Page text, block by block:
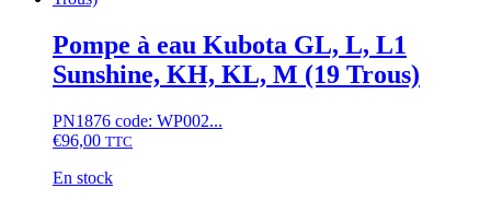
D1503,
D1803
culasse
Kubota
GL,
GT,
KL,
KT,
L,
L1,
T,
Moteur
Pompe à eau Kubota GL, L, L1
Sunshine, KH, KL, M (19 Trous)
PN1876 code: WP002...
€96,00 TTC
En stock